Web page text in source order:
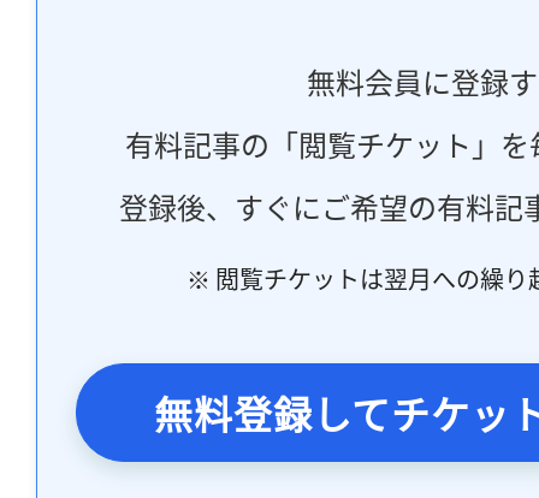
無料会員に登録
有料記事の「閲覧チケット」
登録後、すぐにご希望の有料記
※ 閲覧チケットは翌月への繰り
無料登録してチケッ